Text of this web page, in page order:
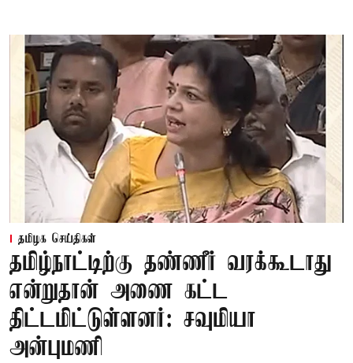
தமிழக செய்திகள்
தமிழ்நாட்டிற்கு தண்ணீர் வரக்கூடாது
என்றுதான் அணை கட்ட
திட்டமிட்டுள்ளனர்: சவுமியா
அன்புமணி